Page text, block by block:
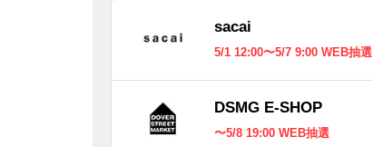
sacai
5/1 12:00〜5/7 9:00 WEB抽選
DSMG E-SHOP
〜5/8 19:00 WEB抽選